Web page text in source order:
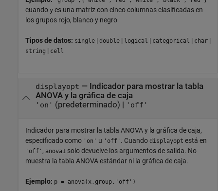
cuando y es una matriz con cinco columnas clasificadas en
los grupos rojo, blanco y negro
Tipos de datos: single | double | logical | categorical | char |
string | cell
displayopt — Indicador para mostrar la tabla
ANOVA y la gráfica de caja
'on' (predeterminado) | 'off'
Indicador para mostrar la tabla ANOVA y la gráfica de caja,
especificado como 'on' u 'off' . Cuando displayopt está en
'off' , anova1 solo devuelve los argumentos de salida. No
muestra la tabla ANOVA estándar ni la gráfica de caja.
Ejemplo: p = anova(x,group,'off')